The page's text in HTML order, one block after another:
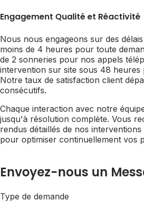
Engagement Qualité et Réactivité
Nous nous engageons sur des
moins de 4 heures pour toute
de 2 sonneries pour nos appels
intervention sur site sous 48
Notre taux de satisfaction client
consécutifs.
Chaque interaction avec notre
jusqu'à résolution complète. Vous
rendus détaillés de nos
pour optimiser continuellement vos
Envoyez-nous un
Type de demande